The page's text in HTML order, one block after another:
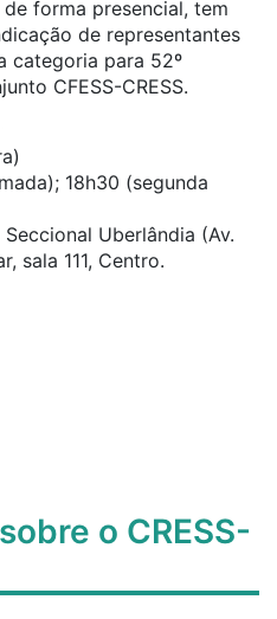
forma presencial, tem
de representantes
categoria para 52º
CFESS-CRESS.
18h30 (segunda
Uberlândia (Av.
sala 111, Centro.
o CRESS-